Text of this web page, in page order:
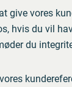
give vores
hvis du vil
du